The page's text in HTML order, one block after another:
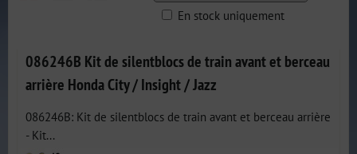
En stock uniquement
086246B Kit de silentblocs de train avant et berceau
arrière Honda City / Insight / Jazz
086246B: Kit de silentblocs de train avant et berceau arrière
- Kit...